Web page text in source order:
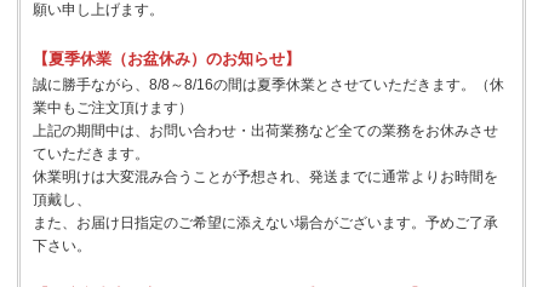
願い申し上げます。
【夏季休業（お盆休み）のお知らせ】
誠に勝手ながら、8/8～8/16の間は夏季休業とさせていただきます。（休
業中もご注文頂けます）
上記の期間中は、お問い合わせ・出荷業務など全ての業務をお休みさせ
ていただきます。
休業明けは大変混み合うことが予想され、発送までに通常よりお時間を
頂戴し、
また、お届け日指定のご希望に添えない場合がございます。予めご了承
下さい。